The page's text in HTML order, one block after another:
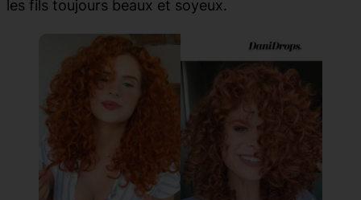
les fils toujours beaux et soyeux.